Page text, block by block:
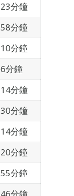
23分鐘
58分鐘
10分鐘
6分鐘
14分鐘
30分鐘
14分鐘
20分鐘
55分鐘